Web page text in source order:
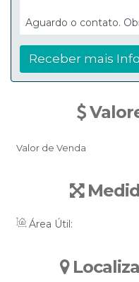
Valor de Venda
Área Útil: